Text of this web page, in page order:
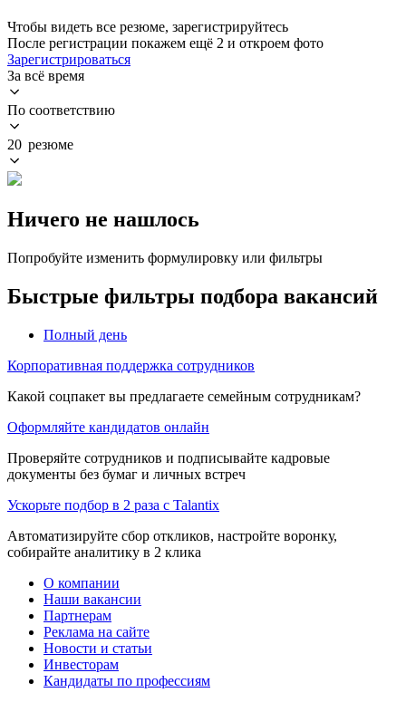
Чтобы видеть все резюме, зарегистрируйтесь
После регистрации покажем ещё 2 и откроем фото
Зарегистрироваться
За всё время
По соответствию
20 резюме
Ничего не нашлось
Попробуйте изменить формулировку или фильтры
Быстрые фильтры подбора вакансий
Полный день
Корпоративная поддержка сотрудников
Какой соцпакет вы предлагаете семейным сотрудникам?
Оформляйте кандидатов онлайн
Проверяйте сотрудников и подписывайте кадровые
документы без бумаг и личных встреч
Ускорьте подбор в 2 раза с Talantix
Автоматизируйте сбор откликов, настройте воронку,
собирайте аналитику в 2 клика
О компании
Наши вакансии
Партнерам
Реклама на сайте
Новости и статьи
Инвесторам
Кандидаты по профессиям